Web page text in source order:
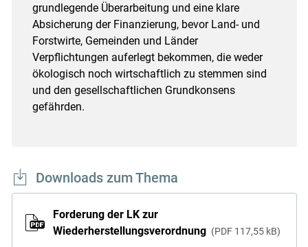
grundlegende Überarbeitung und eine klare
Absicherung der Finanzierung, bevor Land- und
Forstwirte, Gemeinden und Länder
Verpflichtungen auferlegt bekommen, die weder
ökologisch noch wirtschaftlich zu stemmen sind
und den gesellschaftlichen Grundkonsens
gefährden.
Downloads zum Thema
Forderung der LK zur
Wiederherstellungsverordnung
PDF 117,55 kB